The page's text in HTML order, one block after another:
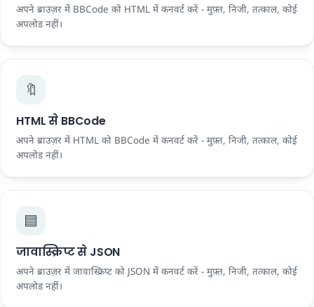
अपने ब्राउज़र में BBCode को HTML में कनवर्ट करें - मुफ़्त, निजी, तत्काल, कोई
अपलोड नहीं।
🔖
HTML से BBCode
अपने ब्राउज़र में HTML को BBCode में कनवर्ट करें - मुफ़्त, निजी, तत्काल, कोई
अपलोड नहीं।
🟦
जावास्क्रिप्ट से JSON
अपने ब्राउज़र में जावास्क्रिप्ट को JSON में कनवर्ट करें - मुफ़्त, निजी, तत्काल, कोई
अपलोड नहीं।